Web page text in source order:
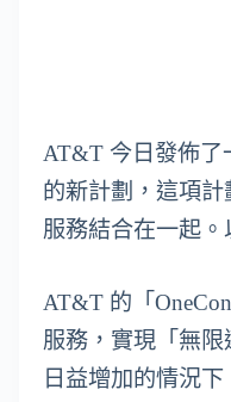
AT&T 今日發佈了
的新計劃，這項
服務結合在一起。
AT&T 的「
服務，實現「無
日益增加的情況